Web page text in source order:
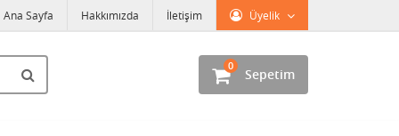
Üyelik
Ana Sayfa Hakkımızda İletişim
Sepetim
0